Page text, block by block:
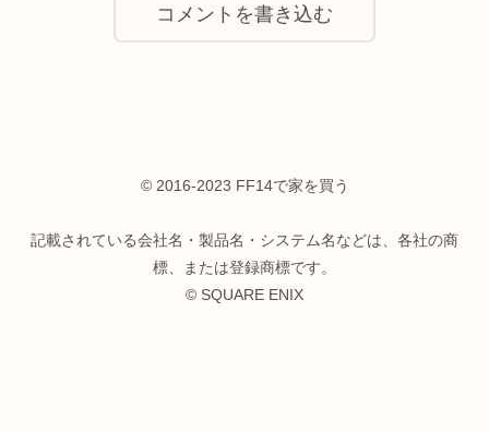
コメントを書き込む
© 2016-2023 FF14で家を買う
記載されている会社名・製品名・システム名などは、各社の商
標、または登録商標です。
© SQUARE ENIX